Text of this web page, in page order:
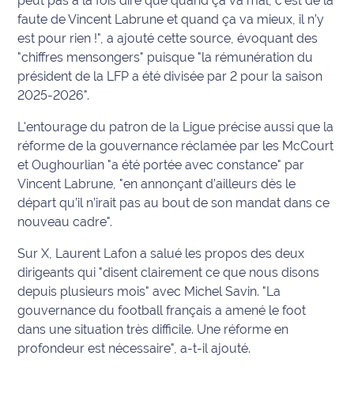
site maritima.fr
Archives
faute de Vincent Labrune et quand ça va mieux, il n’y
est pour rien !", a ajouté cette source, évoquant des
"chiffres mensongers" puisque "la rémunération du
président de la LFP a été divisée par 2 pour la saison
2025-2026".
L'entourage du patron de la Ligue précise aussi que la
réforme de la gouvernance réclamée par les McCourt
et Oughourlian "a été portée avec constance" par
Vincent Labrune, "en annonçant d’ailleurs dès le
départ qu’il n’irait pas au bout de son mandat dans ce
nouveau cadre".
Sur X, Laurent Lafon a salué les propos des deux
dirigeants qui "disent clairement ce que nous disons
depuis plusieurs mois" avec Michel Savin. "La
gouvernance du football français a amené le foot
dans une situation très difficile. Une réforme en
profondeur est nécessaire", a-t-il ajouté.